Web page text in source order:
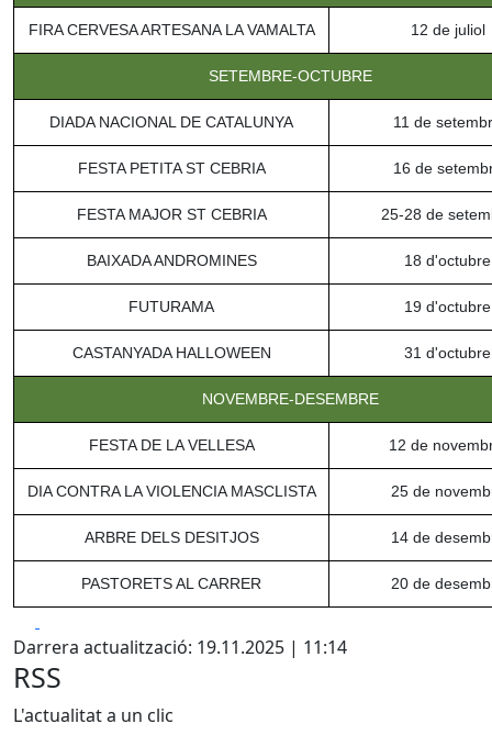
FIRA CERVESA ARTESANA LA VAMALTA 12 de juliol
SETEMBRE-OCTUBRE
DIADA NACIONAL DE CATALUNYA 11 de
FESTA PETITA ST CEBRIA 16 de
FESTA MAJOR ST CEBRIA 25-28 de
BAIXADA ANDROMINES 18 d'octubre
FUTURAMA 19 d'octubre
CASTANYADA HALLOWEEN 31 d'octubre
NOVEMBRE-DESEMBRE
FESTA DE LA VELLESA 12 de
DIA CONTRA LA VIOLENCIA MASCLISTA 25 de
ARBRE DELS DESITJOS 14 de
PASTORETS AL CARRER 20 de
Darrera actualització: 19.11.2025 | 11:14
RSS
L'actualitat a un clic